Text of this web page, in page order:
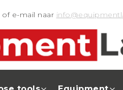
of e-mail naar